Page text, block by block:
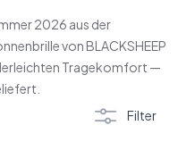
2026 aus der
von BLACKSHEEP
Tragekomfort —
Filter